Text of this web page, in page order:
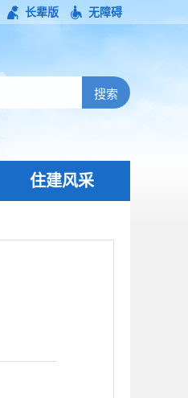
长辈版 无障碍
住建风采